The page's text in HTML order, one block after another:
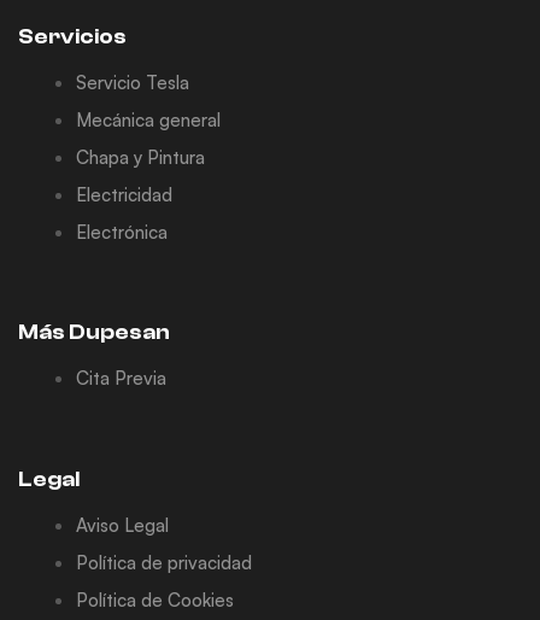
Servicios
Servicio Tesla
Mecánica general
Chapa y Pintura
Electricidad
Electrónica
Más Dupesan
Cita Previa
Legal
Aviso Legal
Política de privacidad
Política de Cookies